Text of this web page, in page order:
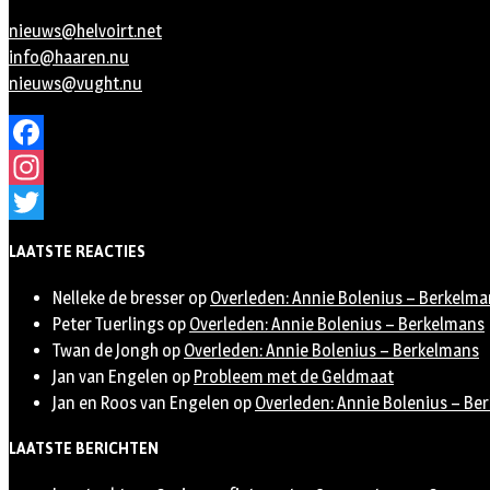
nieuws@helvoirt.net
info@haaren.nu
nieuws@vught.nu
Facebook
Instagram
LAATSTE REACTIES
Nelleke de bresser op Overleden: Annie Bolenius –
Peter Tuerlings op Overleden: Annie Bolenius – Berkelmans
Twan de Jongh op Overleden: Annie Bolenius – Berkelmans
Jan van Engelen op Probleem met de Geldmaat
Jan en Roos van Engelen op Overleden: Annie Bolenius –
LAATSTE BERICHTEN